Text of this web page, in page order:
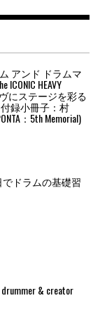
ム アンド ドラムマ
HEAVY
ヴにステージを彩る
録小冊子：村
：5th Memorial)
ドラムの基礎習
& creator